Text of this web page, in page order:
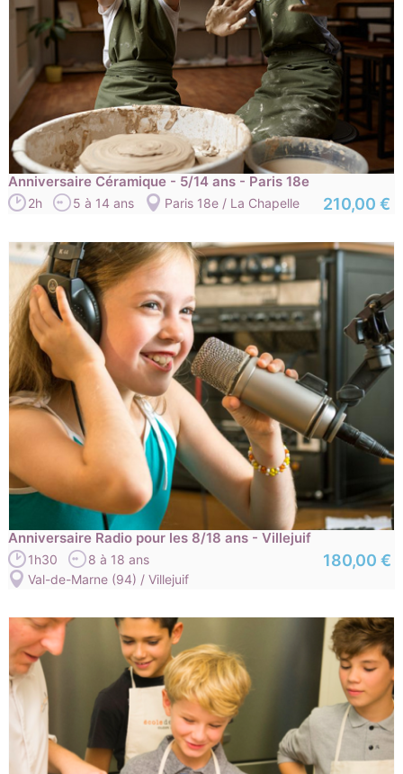
Anniversaire Céramique - 5/14 ans - Paris 18e
2h 5 à 14 ans Paris 18e / La Chapelle 210,00 €
Anniversaire Radio pour les 8/18 ans - Villejuif
1h30
8 à 18 ans
Val-de-Marne (94) / Villejuif
180,00 €